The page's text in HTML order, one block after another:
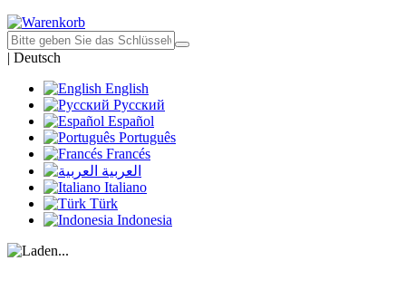
| Deutsch
English
Русский
Español
Português
Francés
العربية
Italiano
Türk
Indonesia